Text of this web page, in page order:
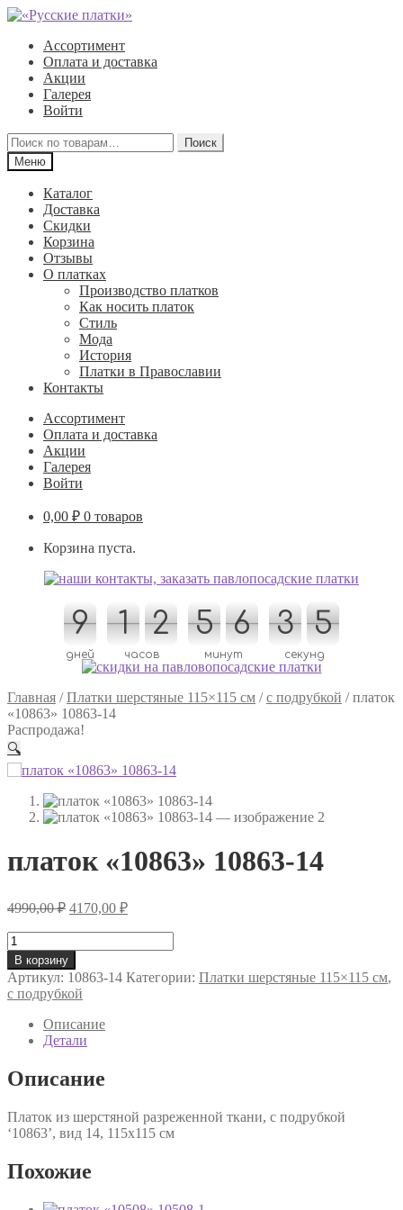
Перейти
навигации
Перейти
содержимому
Ассортимент
Оплата и доставка
Акции
Галерея
Войти
Искать:
Поиск
Меню
Каталог
Доставка
Скидки
Корзина
Отзывы
О платках
Производство платков
Как носить платок
Стиль
Мода
История
Платки в Православии
Контакты
Ассортимент
Оплата и доставка
Акции
Галерея
Войти
0,00 ₽ 0 товаров
Корзина пуста.
9
9
дней
1
1 2
2
часов
5
5 6
6
минут
3
3 5
4
4
5
секунд
Главная /Платки шерстяные 115×115 см /с подрубкой /платок
«10863» 10863-14
Распродажа!
🔍
платок «10863» 10863-14
4990,00₽ Первоначальная
составляла
4990,00 ₽.
4170,00 ₽Текущая
Количество
товара
платок
«10863»
10863-
В корзину
Артикул: 10863-14 Категории: Платки шерстяные 115×115 см,
с подрубкой
Описание
Детали
Описание
Платок из шерстяной разреженной ткани, с подрубкой
‘10863’, вид 14, 115х115 см
Похожие